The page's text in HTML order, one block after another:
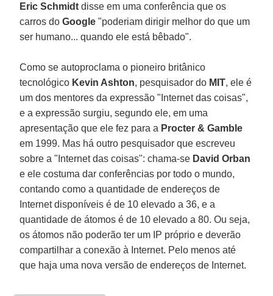
Eric Schmidtdisse em uma conferência que os
carros doGoogle"poderiam dirigir melhor do que um
ser humano... quando ele está bêbado".
Como se autoproclama o pioneiro britânico
tecnológico Kevin Ashton, pesquisador do MIT, ele é
um dos mentores da expressão "Internet das coisas",
e a expressão surgiu, segundo ele, em uma
apresentação que ele fez para a Procter & Gamble
em 1999. Mas há outro pesquisador que escreveu
sobre a "Internet das coisas": chama-se David Orban
e ele costuma dar conferências por todo o mundo,
contando como a quantidade de endereços de
Internet disponíveis é de 10 elevado a 36, e a
quantidade de átomos é de 10 elevado a 80. Ou seja,
os átomos não poderão ter um IP próprio e deverão
compartilhar a conexão à Internet. Pelo menos até
que haja uma nova versão de endereços de Internet.